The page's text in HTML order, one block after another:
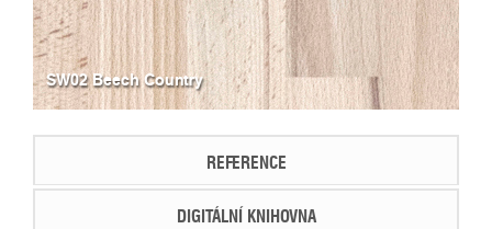
SW02 Beech Country
REFERENCE
DIGITÁLNÍ KNIHOVNA